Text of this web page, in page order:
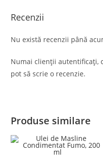
Recenzii
Nu există recenzii până
Numai clienții autentificați,
pot să scrie o recenzie.
Produse similare